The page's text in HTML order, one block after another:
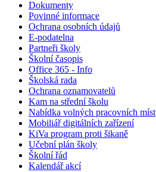
Dokumenty
Povinné informace
Ochrana osobních údajů
E-podatelna
Partneři školy
Školní časopis
Office 365 - Info
Školská rada
Ochrana oznamovatelů
Kam na střední školu
Nabídka volných pracovních míst
Mobiliář digitálních zařízení
KiVa program proti šikaně
Učební plán školy
Školní řád
Kalendář akcí